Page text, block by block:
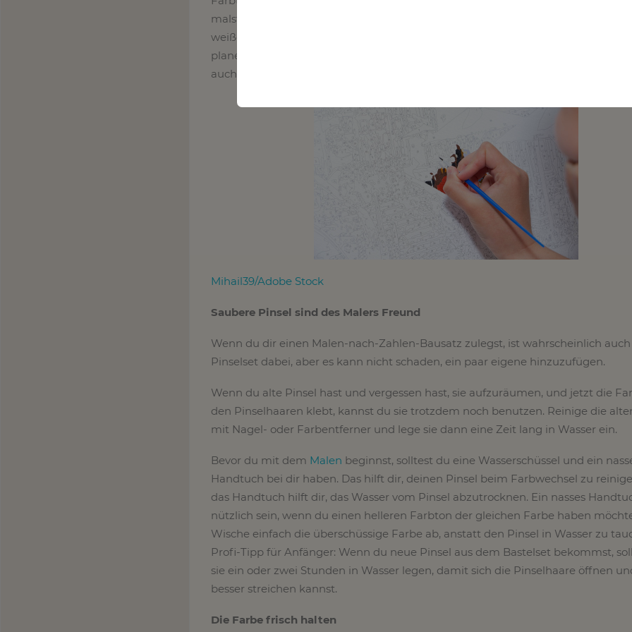
malst die Zahl. Falls dir der Marker ausgeht, kannst du die Markierungen auch
weißer Farbe abdecken, aber die Farbe könnte verlaufen. Es ist also besser,
planen und sich zu versorgen. Wenn du einen weißen Marker verwendest, sieht
auch aus, als hättest du es selbst gemalt. Perfekt für ein persönliches Geschenk.
Mihail39/Adobe Stock
Saubere Pinsel sind des Malers Freund
Wenn du dir einen Malen-nach-Zahlen-Bausatz zulegst, ist wahrscheinlich
Pinselset dabei, aber es kann nicht schaden, ein paar eigene hinzuzufügen.
Wenn du alte Pinsel hast und vergessen hast, sie aufzuräumen, und jetzt die
den Pinselhaaren klebt, kannst du sie trotzdem noch benutzen. Reinige die
mit Nagel- oder Farbentferner und lege sie dann eine Zeit lang in Wasser ein.
Bevor du mit dem Malen beginnst, solltest du eine Wasserschüssel und ein
Handtuch bei dir haben. Das hilft dir, deinen Pinsel beim Farbwechsel zu
das Handtuch hilft dir, das Wasser vom Pinsel abzutrocknen. Ein nasses
nützlich sein, wenn du einen helleren Farbton der gleichen Farbe haben
Wische einfach die überschüssige Farbe ab, anstatt den Pinsel in Wasser zu
Profi-Tipp für Anfänger: Wenn du neue Pinsel aus dem Bastelset bekommst,
sie ein oder zwei Stunden in Wasser legen, damit sich die Pinselhaare öffnen
besser streichen kannst.
Die Farbe frisch halten